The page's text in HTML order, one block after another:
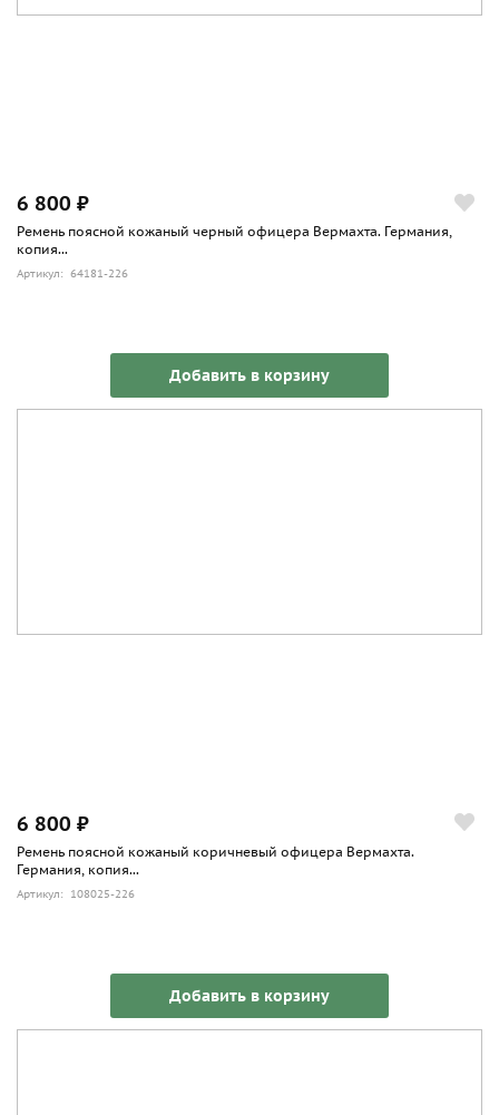
6 800 ₽
Ремень поясной кожаный черный офицера Вермахта. Германия,
копия...
Артикул: 64181-226
Добавить в корзину
6 800 ₽
Ремень поясной кожаный коричневый офицера Вермахта.
Германия, копия...
Артикул: 108025-226
Добавить в корзину